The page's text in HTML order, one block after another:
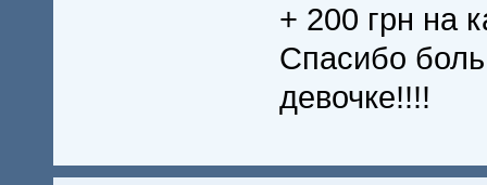
+ 200 грн на
Спасибо
девочке!!!!